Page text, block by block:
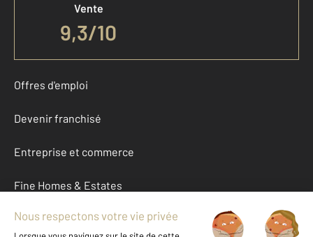
Vente
9,3/10
Offres d'emploi
Devenir franchisé
Entreprise et commerce
Fine Homes & Estates
À propos